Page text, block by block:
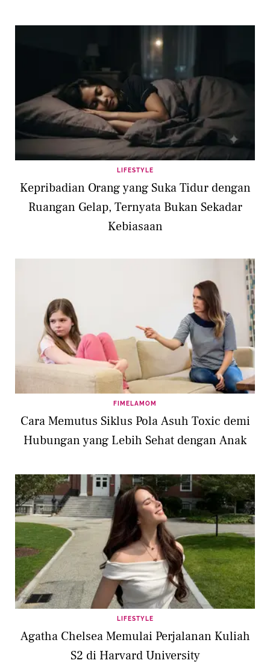
LIFESTYLE
Kepribadian Orang yang Suka Tidur dengan
Ruangan Gelap, Ternyata Bukan Sekadar
Kebiasaan
FIMELAMOM
Cara Memutus Siklus Pola Asuh Toxic demi
Hubungan yang Lebih Sehat dengan Anak
LIFESTYLE
Agatha Chelsea Memulai Perjalanan Kuliah
S2 di Harvard University